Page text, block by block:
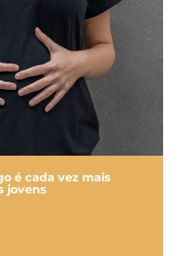
é cada vez mais
jovens